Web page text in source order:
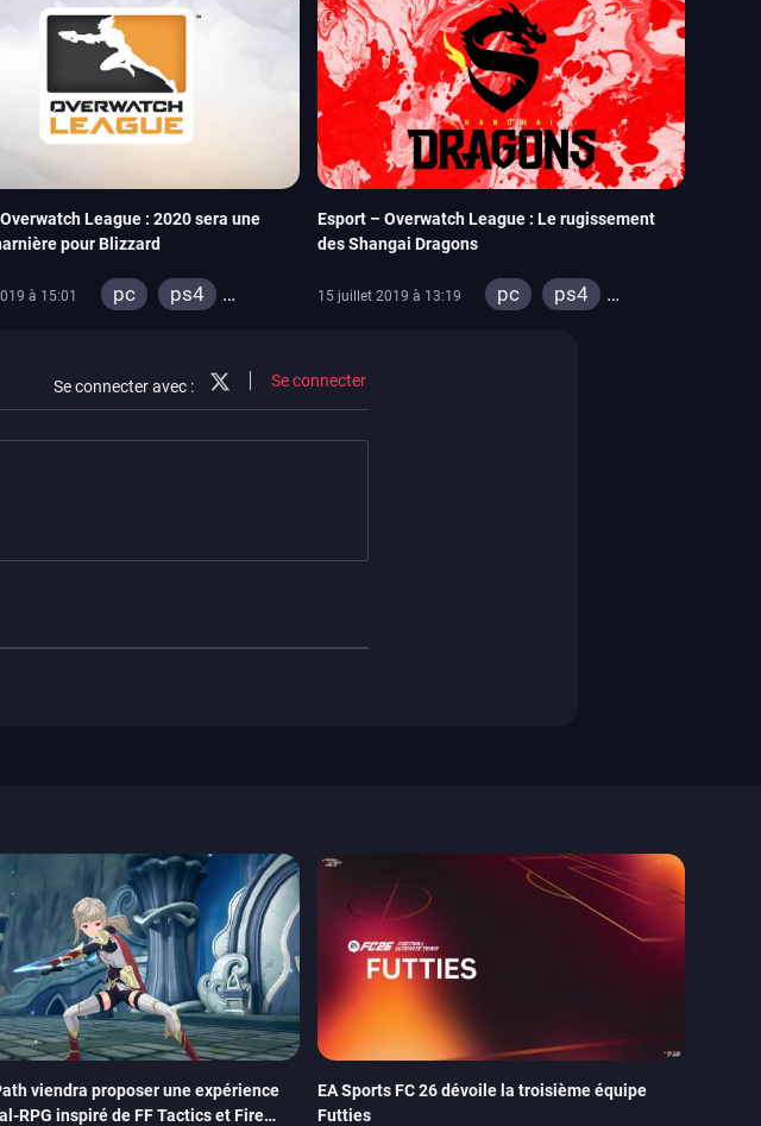
League : 2020 sera une
pour Blizzard
à 15:01 pc
ps4
Esport – Overwatch League : Le rugissement
des Shangai Dragons
15 juillet 2019 à 13:19 pc
ps4
Se connecter avec : Se connecter
viendra proposer une expérience
RPG inspiré de FF Tactics et Fire
EA Sports FC 26 dévoile la troisième équipe
Futties